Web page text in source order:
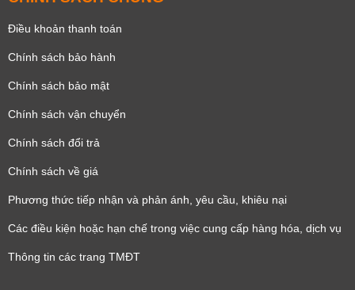
Điều khoản thanh toán
Chính sách bảo hành
Chính sách bảo mật
Chính sách vận chuyển
Chính sách đổi trả
Chính sách về giá
Phương thức tiếp nhận và phản ánh, yêu cầu, khiêu nại
Các điều kiện hoặc hạn chế trong việc cung cấp hàng hóa, dịch vụ
Thông tin các trang TMĐT